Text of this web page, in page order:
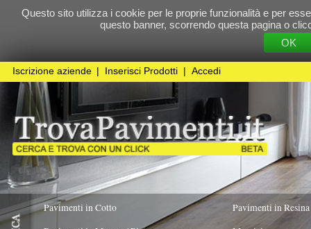
Questo sito utilizza i cookie per le proprie funzionalità e per essere sicuri che tu
questo banner, scorrendo questa pagina o cliccando
Cookie
Pavimenti in Cotto
Pavimenti in Marmo / Pietra
Pavimenti in Legno / Parquet
Pavimenti in Resina
Pavimenti Speciali
Aziende di Posa e trattamento Pavimenti